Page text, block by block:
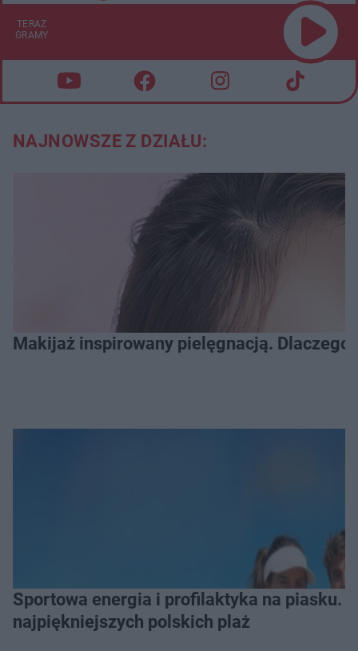
TERAZ
GRAMY
NAJNOWSZE Z DZIAŁU:
Makijaż inspirowany pielęgnacją.
Sportowa energia i profilaktyka na piasku. Baltic Tour Medicover Sport odwiedzi 10
najpiękniejszych polskich plaż